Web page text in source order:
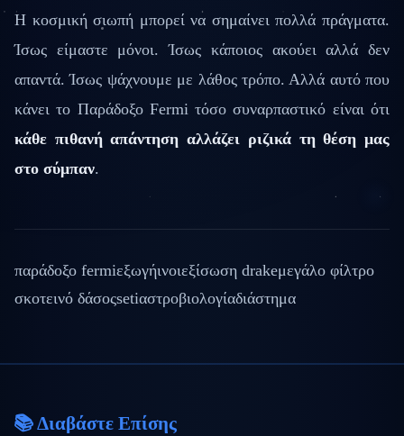
Η κοσμική σιωπή μπορεί να σημαίνει πολλά πράγματα.
Ίσως είμαστε μόνοι. Ίσως κάποιος ακούει αλλά δεν
απαντά. Ίσως ψάχνουμε με λάθος τρόπο. Αλλά αυτό που
κάνει το Παράδοξο Fermi τόσο συναρπαστικό είναι ότι
κάθε πιθανή απάντηση αλλάζει ριζικά τη θέση μας
στο σύμπαν.
παράδοξο fermiεξωγήινοιεξίσωση drakeμεγάλο φίλτρο
σκοτεινό δάσοςsetiαστροβιολογίαδιάστημα
📚 Διαβάστε Επίσης